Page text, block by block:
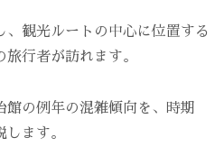
、観光ルートの中心に位置する
行者が訪れます。
館の例年の混雑傾向を、時期
ます。